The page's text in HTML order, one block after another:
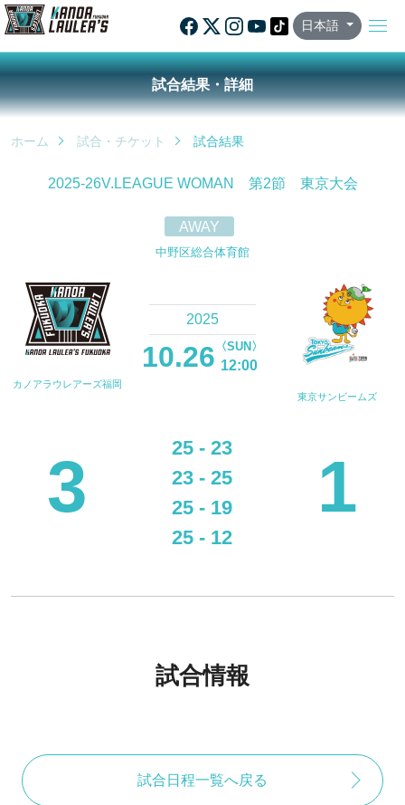
日本語
試合結果・詳細
ホーム 試合・チケット 試合結果
2025-26V.LEAGUE WOMAN 第2節 東京大会
AWAY
中野区総合体育館
カノアラウレアーズ福岡
2025
10.26 〈SUN〉
12:00
東京サンビームズ
3
25 - 23
23 - 25
25 - 19
25 - 12
1
試合情報
試合日程一覧へ戻る